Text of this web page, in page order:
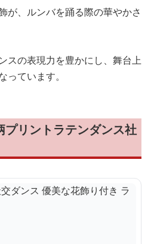
が、ルンバを踊る際の華やかさ
スの表現力を豊かにし、舞台上
っています。
プリントラテンダンス社